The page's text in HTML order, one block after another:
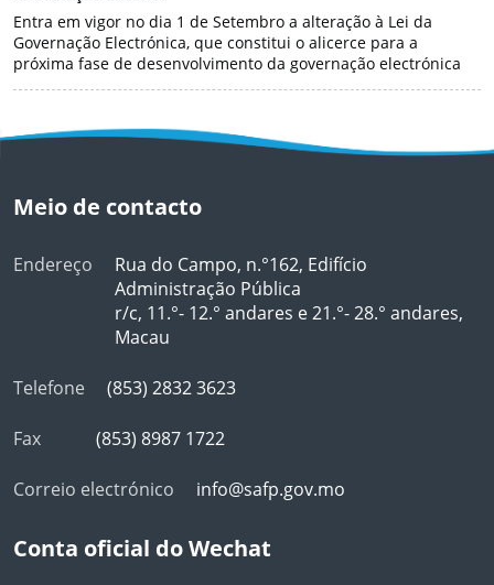
Entra em vigor no dia 1 de Setembro a alteração à Lei da
Governação Electrónica, que constitui o alicerce para a
próxima fase de desenvolvimento da governação electrónica
Meio de contacto
Endereço
Rua do Campo, n.°162, Edifício
Administração Pública
r/c, 11.°- 12.° andares e 21.°- 28.° andares,
Macau
Telefone (853) 2832 3623
Fax (853) 8987 1722
Correio electrónico info@safp.gov.mo
Conta oficial do Wechat